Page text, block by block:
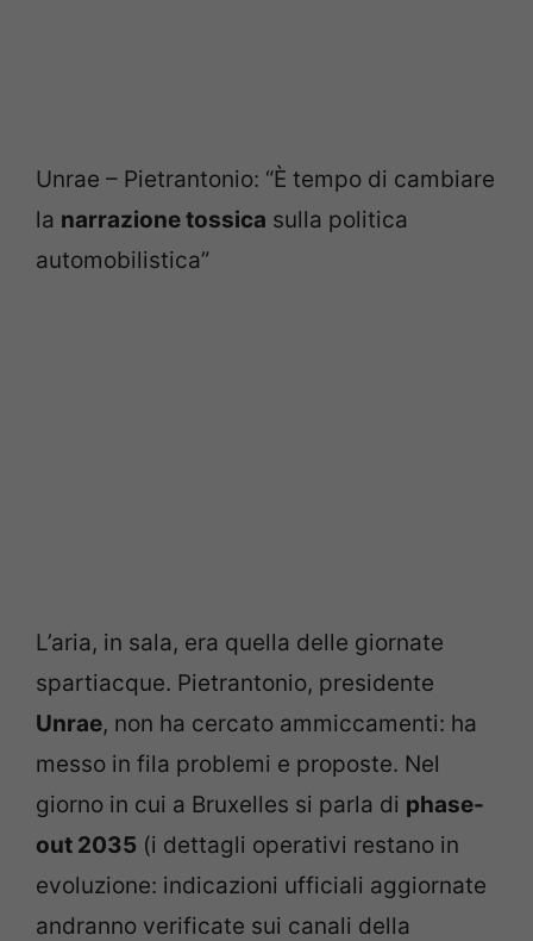
Unrae – Pietrantonio: “È tempo di cambiare
la narrazione tossica sulla politica
automobilistica”
L’aria, in sala, era quella delle giornate
spartiacque. Pietrantonio, presidente
Unrae, non ha cercato ammiccamenti: ha
messo in fila problemi e proposte. Nel
giorno in cui a Bruxelles si parla di phase-
out 2035 (i dettagli operativi restano in
evoluzione: indicazioni ufficiali aggiornate
andranno verificate sui canali della